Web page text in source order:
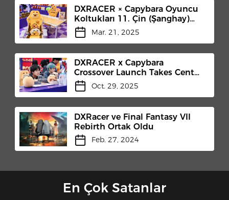
DXRACER × Capybara Oyuncu
Koltukları 11. Çin (Şanghay)
Uluslararası Fikri Mülkiyet
Lisanslama Endüstrisi
Mar. 21, 2025
DXRACER x Capybara
Crossover Launch Takes Center
Stage at Honor of Kings 10th
Anniversary Celebration
Oct. 29, 2025
DXRacer ve Final Fantasy VII
Rebirth Ortak Oldu
Feb. 27, 2024
En Çok Satanlar